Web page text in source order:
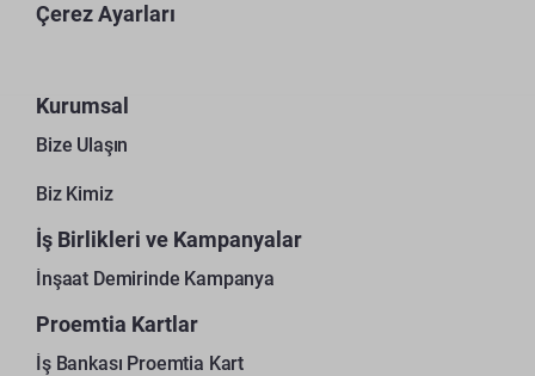
Çerez Ayarları
Kurumsal
Bize Ulaşın
Biz Kimiz
İş Birlikleri ve Kampanyalar
İnşaat Demirinde Kampanya
Proemtia Kartlar
İş Bankası Proemtia Kart